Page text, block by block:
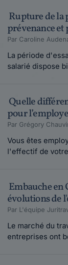
Rupture de la
prévenance
Par Caroline
La période
salarié dispose
Quelle
pour
Par Grégory
Vous êtes
l'effectif de
Embauche en
évolutions de
Par L'équipe
Le marché du
entreprises ont